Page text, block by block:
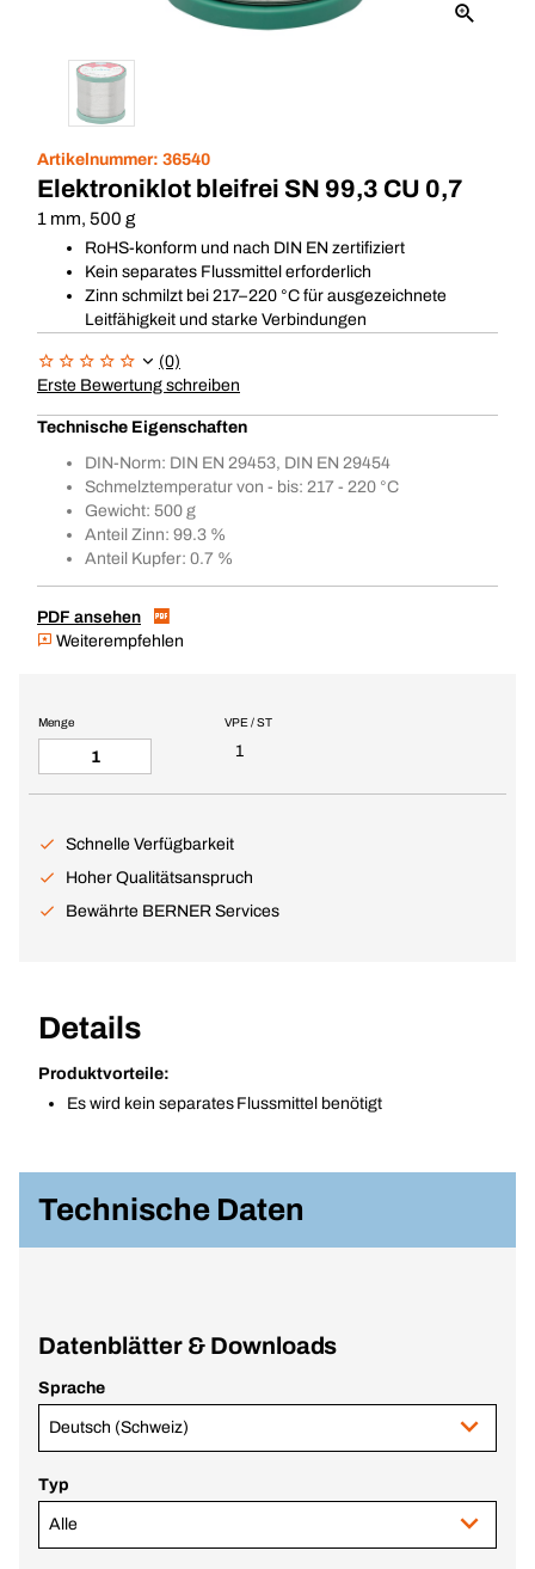
Artikelnummer: 36540
Elektroniklot bleifrei SN 99,3 CU 0,7
1 mm, 500 g
RoHS-konform und nach DIN EN zertifiziert
Kein separates Flussmittel erforderlich
Zinn schmilzt bei 217–220 °C für ausgezeichnete
Leitfähigkeit und starke Verbindungen
(0)
Erste Bewertung schreiben
Technische Eigenschaften
DIN-Norm: DIN EN 29453, DIN EN 29454
Schmelztemperatur von - bis: 217 - 220 °C
Gewicht: 500 g
Anteil Zinn: 99.3 %
Anteil Kupfer: 0.7 %
PDF ansehen
Weiterempfehlen
VPE / ST
1
Menge
Schnelle Verfügbarkeit
Hoher Qualitätsanspruch
Bewährte BERNER Services
Details
Produktvorteile:
Es wird kein separates Flussmittel benötigt
Technische Daten
Datenblätter & Downloads
Sprache
Deutsch (Schweiz)
Typ
Alle